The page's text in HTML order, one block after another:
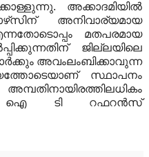
അക്കാദമിയില്‍
അനിവാര്യമായ
മതപരമായ
ജില്ലയിലെ
അവംലംബിക്കാവുന്ന
സ്ഥാപനം
ഐ ടി റഫറന്‍സ്